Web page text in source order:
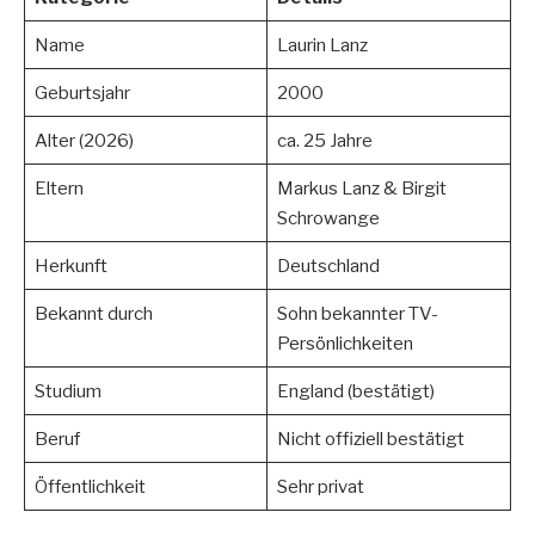
Name Laurin Lanz
Geburtsjahr 2000
Alter (2026) ca. 25 Jahre
Eltern
Markus Lanz & Birgit
Schrowange
Herkunft Deutschland
Bekannt durch
Sohn bekannter TV-
Persönlichkeiten
Studium England (bestätigt)
Beruf Nicht offiziell bestätigt
Öffentlichkeit Sehr privat